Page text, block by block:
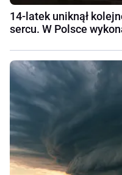
14-latek uniknął
sercu. W Polsce